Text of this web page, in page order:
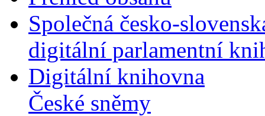
Společná česko-
digitální parlamentní
Digitální knihovna
České sněmy